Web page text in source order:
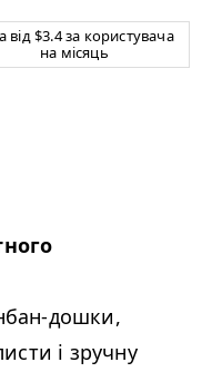
від $3.4 за користувача
на місяць
дошки,
і зручну